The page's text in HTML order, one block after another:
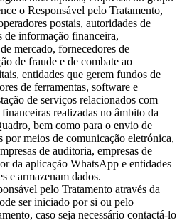
o Responsável pelo Tratamento,
postais, autoridades de
de informação financeira,
mercado, fornecedores de
de fraude e de combate ao
entidades que gerem fundos de
de ferramentas, software e
de serviços relacionados com
financeiras realizadas no âmbito da
bem como para o envio de
por meios de comunicação eletrónica,
de auditoria, empresas de
da aplicação WhatsApp e entidades
e armazenam dados.
pelo Tratamento através da
ser iniciado por si ou pelo
caso seja necessário contactá-lo